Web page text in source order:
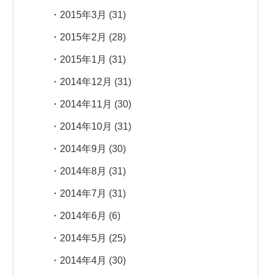
2015年3月 (31)
2015年2月 (28)
2015年1月 (31)
2014年12月 (31)
2014年11月 (30)
2014年10月 (31)
2014年9月 (30)
2014年8月 (31)
2014年7月 (31)
2014年6月 (6)
2014年5月 (25)
2014年4月 (30)